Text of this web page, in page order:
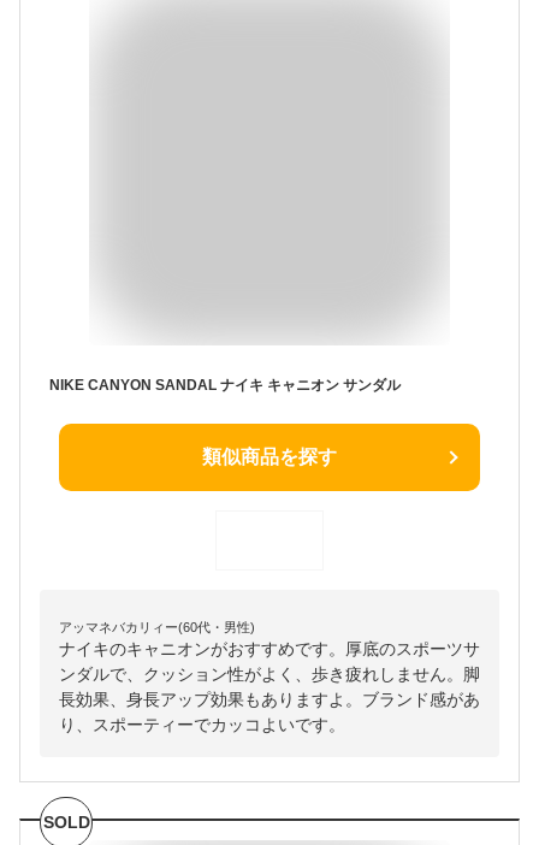
NIKE CANYON SANDAL ナイキ キャニオン サンダル
類似商品を探す
アッマネバカリィー(60代・男性)
ナイキのキャニオンがおすすめです。厚底のスポーツサ
ンダルで、クッション性がよく、歩き疲れしません。脚
長効果、身長アップ効果もありますよ。ブランド感があ
り、スポーティーでカッコよいです。
SOLD